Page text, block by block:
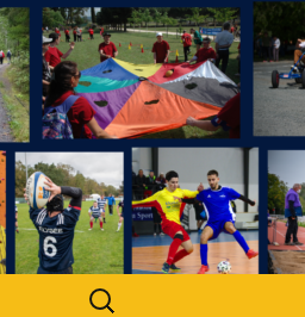
49
Rechercher :